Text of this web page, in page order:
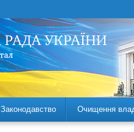
Законодавство Очищення